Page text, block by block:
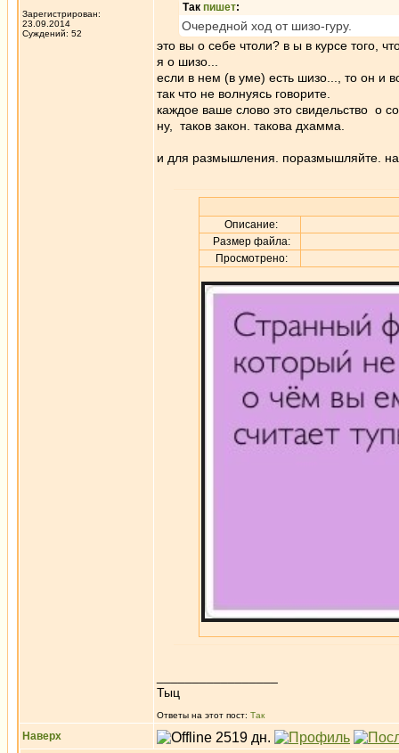
Зарегистрирован:
23.09.2014
Суждений: 52
Так пишет:
Очередной ход от шизо-гуру.
это вы о себе чтоли? в ы в курсе того,
я о шизо...
если в нем (в уме) есть шизо..., то он и
так что не волнуясь говорите.
каждое ваше слово это свидельство о
ну, таков закон. такова дхамма.
и для размышления. поразмышляйте. на
Описание:
Размер файла:
Просмотрено:
Тыц
Ответы на этот пост: Так
Наверх